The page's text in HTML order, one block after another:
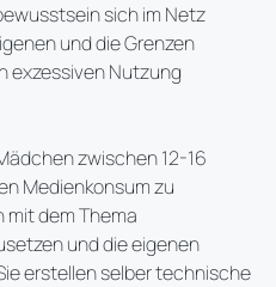
sich im Netz
und die Grenzen
exzessiven Nutzung
zwischen 12-16
Medienkonsum zu
dem Thema
und die eigenen
erstellen selber technische